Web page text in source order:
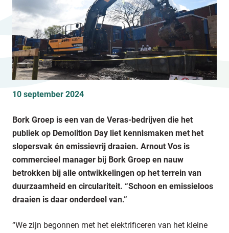
10 september 2024
Bork Groep is een van de Veras-bedrijven die het
publiek op Demolition Day liet kennismaken met het
slopersvak én emissievrij draaien. Arnout Vos is
commercieel manager bij Bork Groep en nauw
betrokken bij alle ontwikkelingen op het terrein van
duurzaamheid en circulariteit. “Schoon en emissieloos
draaien is daar onderdeel van.”
“We zijn begonnen met het elektrificeren van het kleine